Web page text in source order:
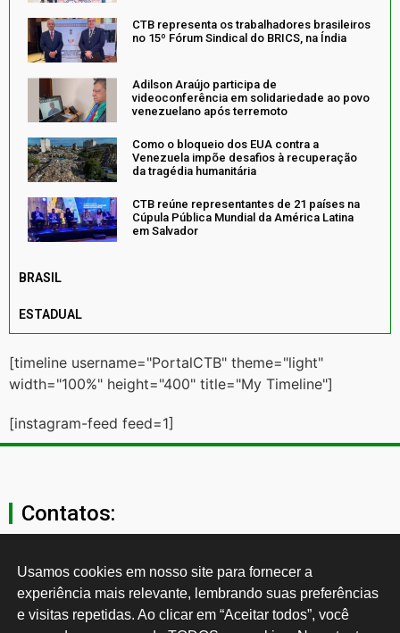
CTB representa os trabalhadores brasileiros
no 15º Fórum Sindical do BRICS, na Índia
Adilson Araújo participa de
videoconferência em solidariedade ao povo
venezuelano após terremoto
Como o bloqueio dos EUA contra a
Venezuela impõe desafios à recuperação
da tragédia humanitária
CTB reúne representantes de 21 países na
Cúpula Pública Mundial da América Latina
em Salvador
BRASIL
ESTADUAL
[timeline username="PortalCTB" theme="light"
width="100%" height="400" title="My Timeline"]
[instagram-feed feed=1]
Contatos:
secgeral@ctb.org.br
11 3874-0040
Usamos cookies em nosso site para fornecer a
experiência mais relevante, lembrando suas preferências
e visitas repetidas. Ao clicar em “Aceitar todos”, você